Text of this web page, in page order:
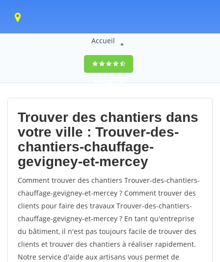
Accueil
9,5(100%)0
votes
Trouver des chantiers dans
votre ville : Trouver-des-
chantiers-chauffage-
gevigney-et-mercey
Comment trouver des chantiers Trouver-des-chantiers-
chauffage-gevigney-et-mercey ? Comment trouver des
clients pour faire des travaux Trouver-des-chantiers-
chauffage-gevigney-et-mercey ? En tant qu'entreprise
du bâtiment, il n'est pas toujours facile de trouver des
clients et trouver des chantiers à réaliser rapidement.
Notre service d'aide aux artisans vous permet de